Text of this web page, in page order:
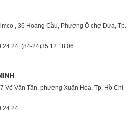
, 36 Hoàng Cầu, Phường Ô chợ Dừa, Tp.
24 24 | (84-24)35 12 18 06
Võ Văn Tần, phường Xuân Hòa, Tp. Hồ Chí
24 24